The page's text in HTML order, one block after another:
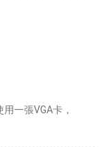
一張VGA卡，